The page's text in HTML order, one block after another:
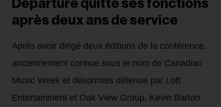
Departure quitte ses fonctions
après deux ans de service
Après avoir dirigé deux éditions de la conférence,
anciennement connue sous le nom de Canadian
Music Week et désormais détenue par Loft
Entertainment et Oak View Group, Kevin Barton